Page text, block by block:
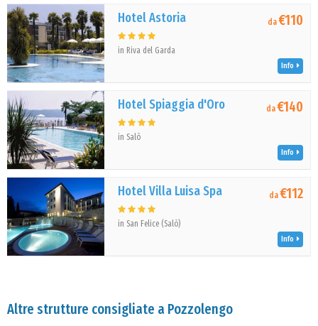
Hotel Astoria
in Riva del Garda
da€110
Info
Hotel Spiaggia d'Oro
in Salò
da€140
Info
Hotel Villa Luisa Spa
in San Felice (Salò)
da€112
Info
Altre strutture consigliate a Pozzolengo